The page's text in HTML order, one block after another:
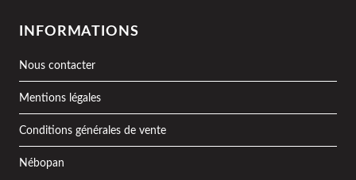
INFORMATIONS
Nous contacter
Mentions légales
Conditions générales de vente
Nébopan